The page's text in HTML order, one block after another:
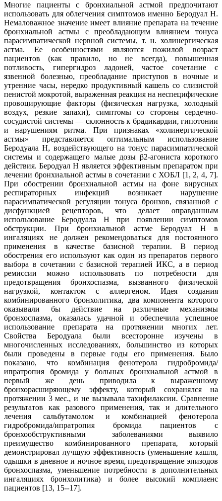
Многие пациенты с бронхиальной астмой предпочитают
использовать для облегчения симптомов именно Беродуал Н.
Немаловажное значение имеет влияние препарата на течение
бронхиальной астмы с преобладающим влиянием тонуса
парасимпатической нервной системы, т. н. холинергическая
астма. Ее особенностями являются пожилой возраст
пациентов (как правило, но не всегда), повышенная
потливость, гипергидроз ладоней, частое сочетание с
язвенной болезнью, преобладание приступов в ночные и
утренние часы, нередко продуктивный кашель со слизистой
пенистой мокротой, выраженная реакция на неспецифические
провоцирующие факторы (физическая нагрузка, холодный
воздух, резкие запахи), симптомы со стороны сердечно-
сосудистой системы — склонность к брадикардии, гипотонии
и нарушениям ритма. При признаках «холинергической
астмы» представляется оптимальным использование
Беродуала Н, воздействующего на тонус парасимпатической
системы и содержащего малые дозы β2-агониста короткого
действия. Беродуал Н является эффективным препаратом при
лечении бронхиальной астмы в сочетании с ХОБЛ [1, 2, 4, 7].
При обострении бронхиальной астмы на фоне вирусных
респираторных инфекций возникает нарушение
парасимпатической регуляции тонуса бронхов, связанной с
дисфункцией рецепторов, что делает оправданным
использование Беродуала Н при появлении симптомов
обструкции. При бронхиальной астме Беродуал Н в
ингаляциях не должен рекомендоваться для постоянного
применения в качестве базисной терапии. В период
обострения его используют как один из препаратов первого
выбора в сочетании с базисной терапией ИКС, а в период
ремиссии можно использовать по потребности для
предотвращения бронхоспазма, вызванного физической
нагрузкой, контактом с аллергеном. Идея создания
комбинированного бронхолитика, два компонента которого
оказывали бы действие на различные механизмы
бронхоспазма, оказалась удачной и обеспечила успешное
использование препарата на протяжении многих лет.
Свойства Беродуала были всесторонне изучены в
многочисленных исследованиях, большинство из которых
были проведены в первые годы его применения. Было
показано, что комбинация фенотерола гидробромида/
ипратропия бромида у больных бронхиальной астмой в
первый же день приводила к выраженному
бронхорасширяющему эффекту, который сохранялся на
протяжении 3 мес., и не вызывала тахифилаксии. Сравнение
результатов как разового применения, так и длительного
лечения сальбутамолом и комбинацией фенотерола
гидробромида/ипратропия бромида пациентов с
бронхообструктивными заболеваниями выявило
преимущество комбинированного препарата, который
демонстрировал лучшую эффективность (уменьшение кашля,
одышки в дневное и ночное время, предотвращение эпизодов
бронхоспазма, уменьшение потребности в дополнительных
ингаляциях бронхолитика) и более высокий комплаенс
пациентов [13, 15--17].